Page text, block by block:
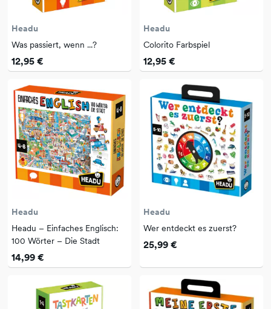
Headu
Was passiert, wenn ...?
12,95 €
Headu
Colorito Farbspiel
12,95 €
Headu
Headu – Einfaches Englisch:
100 Wörter – Die Stadt
14,99 €
Headu
Wer entdeckt es zuerst?
25,99 €